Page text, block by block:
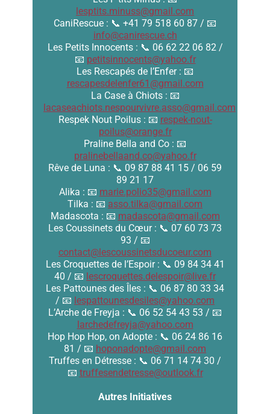
lesptits.minuss@gmail.com
CaniRescue : 📞 +41 79 518 60 87 / 📧
info@canirescue.ch
Les Petits Innocents : 📞 06 62 22 06 82 /
📧 petitsinnocents@yahoo.fr
Les Rescapés de l’Enfer : 📧
rescapesdelenfer61@gmail.com
La Case à Chiots : 📧
lacaseachiots.nespourvivre.asso@gmail.com
Respek Nout Poilus : 📧 respek-nout-
poilus@orange.fr
Praline Bella and Co : 📧
pralinebellaand.co@yahoo.fr
Rêve de Luna : 📞 09 87 88 41 15 / 06 59
89 21 17
Alika : 📧 marie.polio35@gmail.com
Tilka : 📧 asso.tilka@gmail.com
Madascota : 📧 madascota@gmail.com
Les Coussinets du Cœur : 📞 07 60 73 73
93 / 📧
contact@lescoussinetsducoeur.com
Les Croquettes de l’Espoir : 📞 09 84 34 41
40 / 📧 lescroquettes.delespoir@live.fr
Les Pattounes des Îles : 📞 06 87 80 33 34
/ 📧 lespattounesdesiles@yahoo.com
L’Arche de Freyja : 📞 06 52 54 43 53 / 📧
larchedefreyja@yahoo.com
Hop Hop Hop, on Adopte : 📞 06 24 86 16
81 / 📧 hoponadopte@gmail.com
Truffes en Détresse : 📞 06 71 14 74 30 /
📧 truffesendetresse@outlook.fr
Autres Initiatives